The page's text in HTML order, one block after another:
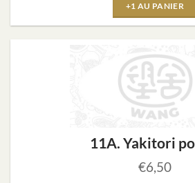
+1 AU PANIER
11A. Yakitori
€6,50